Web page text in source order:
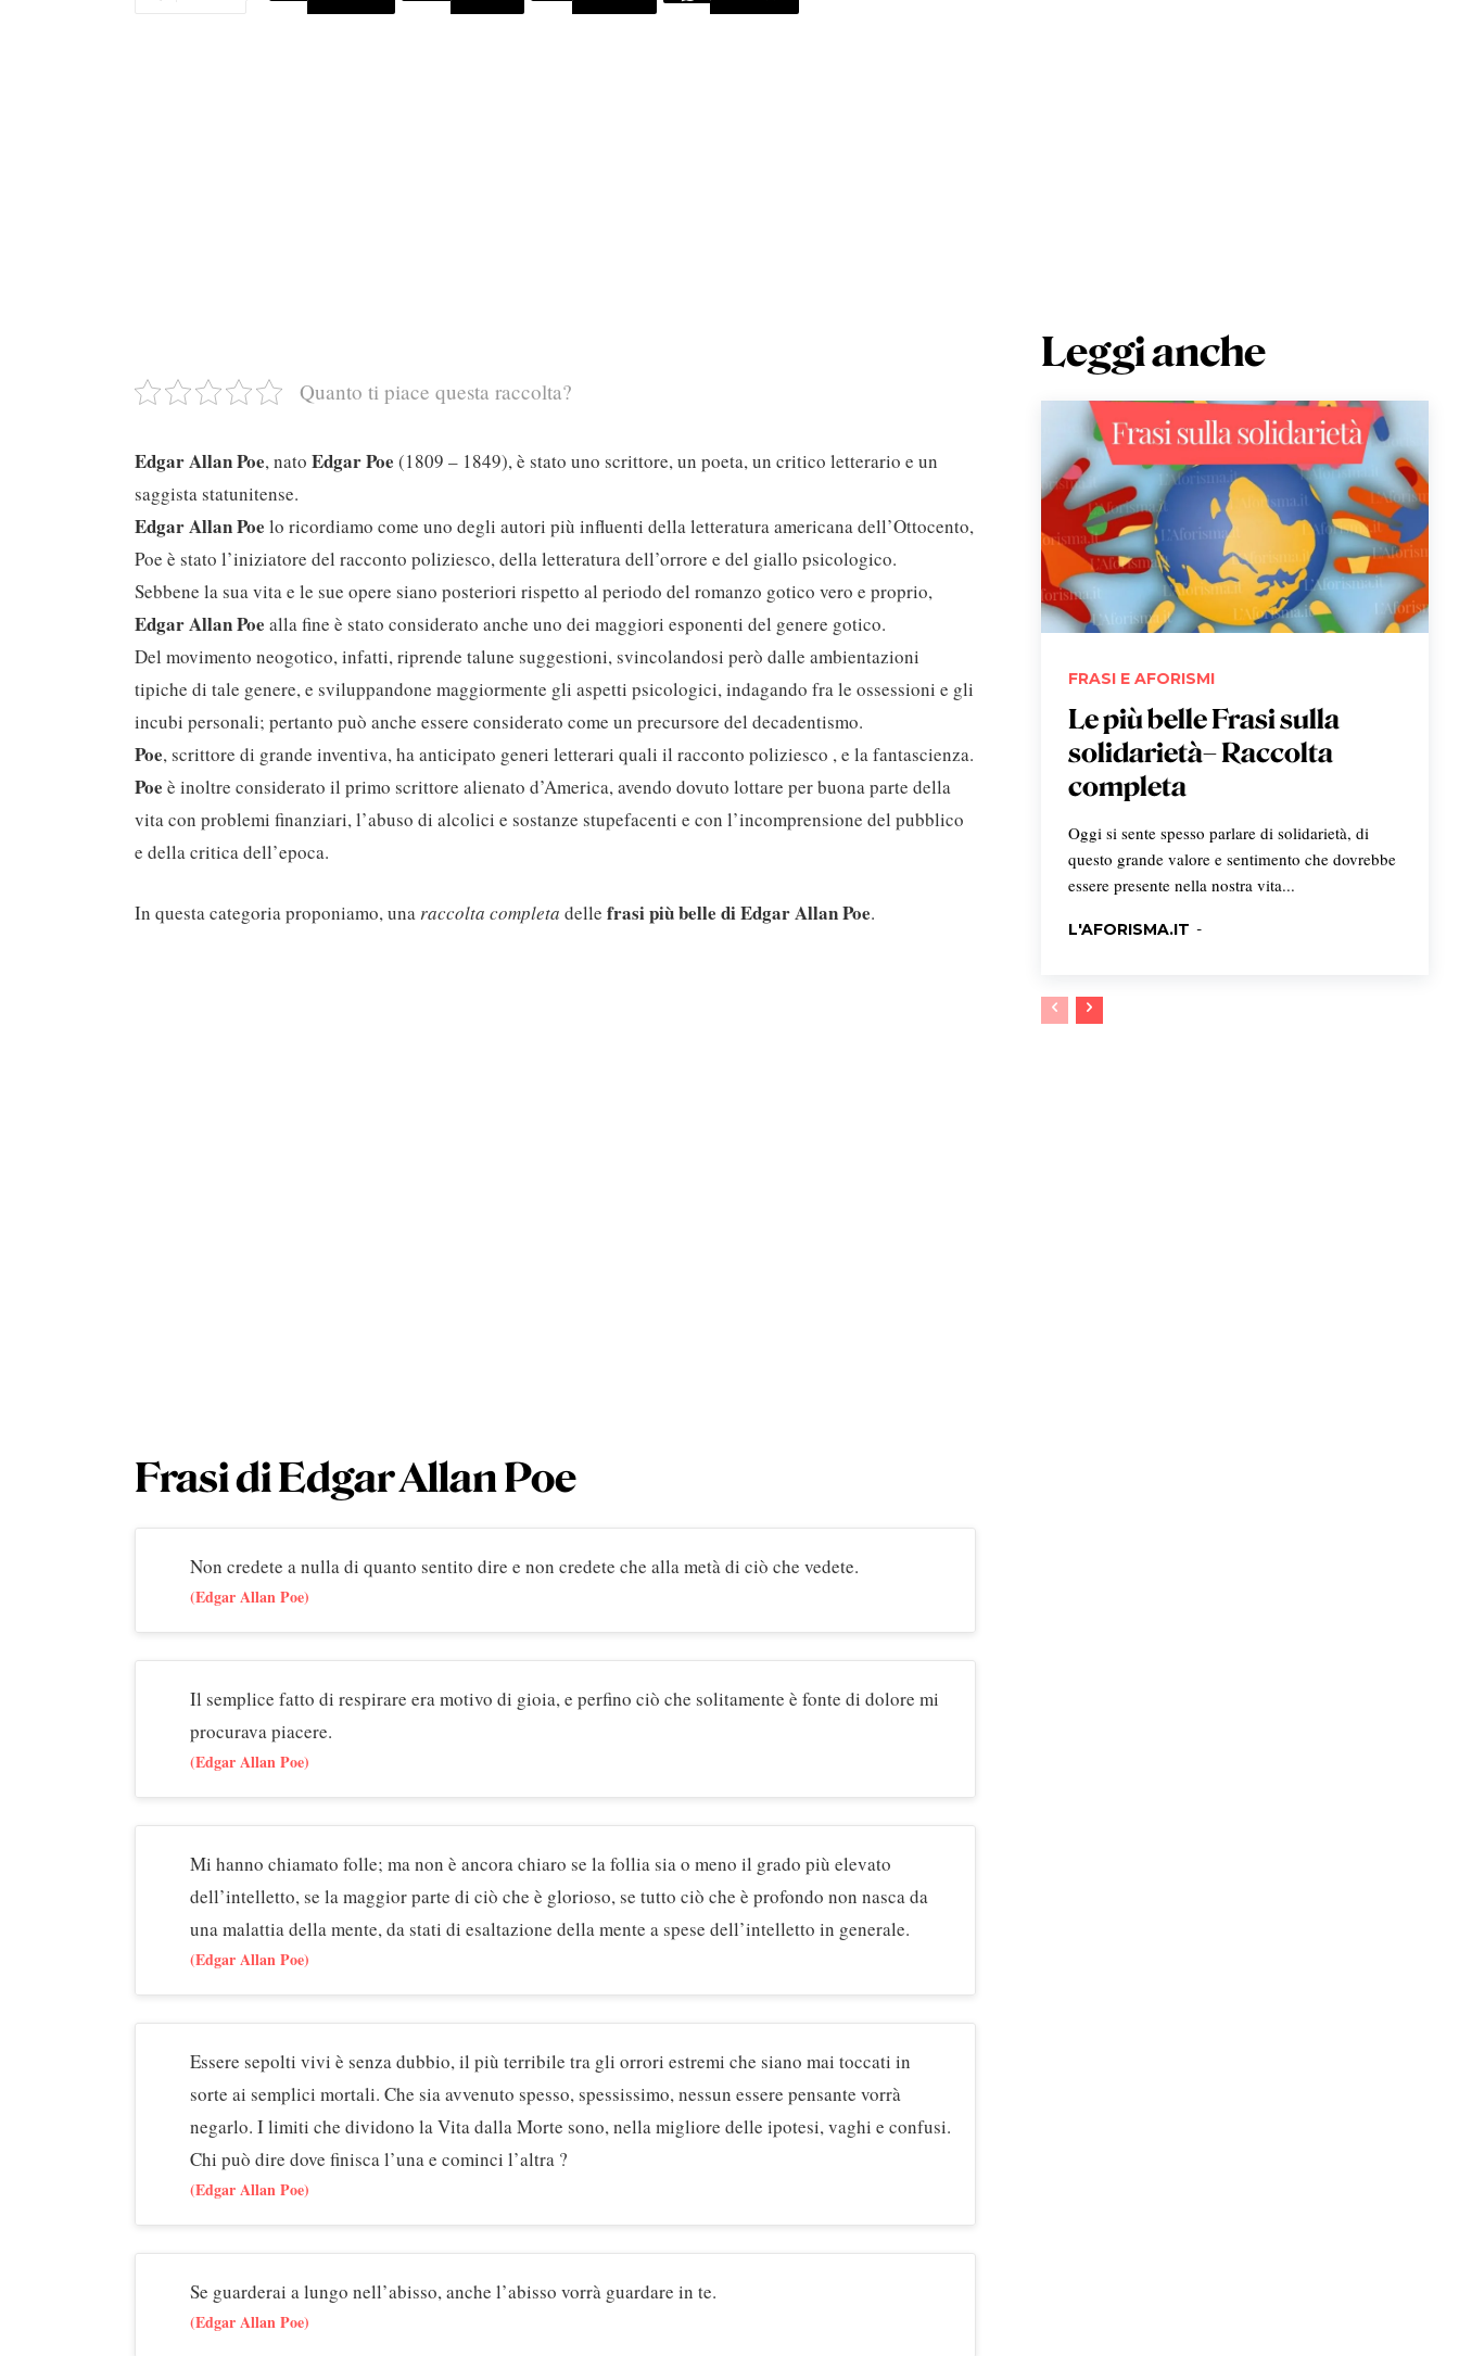
Quanto ti piace questa raccolta?
Edgar Allan Poe, nato Edgar Poe (1809 – 1849), è stato uno scrittore, un poeta, un critico letterario e un
saggista statunitense.
Edgar Allan Poe lo ricordiamo come uno degli autori più influenti della letteratura americana dell’Ottocento,
Poe è stato l’iniziatore del racconto poliziesco, della letteratura dell’orrore e del giallo psicologico.
Sebbene la sua vita e le sue opere siano posteriori rispetto al periodo del romanzo gotico vero e proprio,
Edgar Allan Poe alla fine è stato considerato anche uno dei maggiori esponenti del genere gotico.
Del movimento neogotico, infatti, riprende talune suggestioni, svincolandosi però dalle ambientazioni
tipiche di tale genere, e sviluppandone maggiormente gli aspetti psicologici, indagando fra le ossessioni e gli
incubi personali; pertanto può anche essere considerato come un precursore del decadentismo.
Poe, scrittore di grande inventiva, ha anticipato generi letterari quali il racconto poliziesco , e la fantascienza.
Poe è inoltre considerato il primo scrittore alienato d’America, avendo dovuto lottare per buona parte della
vita con problemi finanziari, l’abuso di alcolici e sostanze stupefacenti e con l’incomprensione del pubblico
e della critica dell’epoca.
In questa categoria proponiamo, una raccolta completa delle frasi più belle di Edgar Allan Poe.
Frasi di Edgar Allan Poe
Non credete a nulla di quanto sentito dire e non credete che alla metà di ciò che vedete.
(Edgar Allan Poe)
Il semplice fatto di respirare era motivo di gioia, e perfino ciò che solitamente è fonte di dolore mi
procurava piacere.
(Edgar Allan Poe)
Mi hanno chiamato folle; ma non è ancora chiaro se la follia sia o meno il grado più elevato
dell’intelletto, se la maggior parte di ciò che è glorioso, se tutto ciò che è profondo non nasca da
una malattia della mente, da stati di esaltazione della mente a spese dell’intelletto in generale.
(Edgar Allan Poe)
Essere sepolti vivi è senza dubbio, il più terribile tra gli orrori estremi che siano mai toccati in
sorte ai semplici mortali. Che sia avvenuto spesso, spessissimo, nessun essere pensante vorrà
negarlo. I limiti che dividono la Vita dalla Morte sono, nella migliore delle ipotesi, vaghi e confusi.
Chi può dire dove finisca l’una e cominci l’altra ?
(Edgar Allan Poe)
Se guarderai a lungo nell’abisso, anche l’abisso vorrà guardare in te.
(Edgar Allan Poe)
Leggi anche
FRASI E AFORISMI
Le più belle Frasi sulla
solidarietà– Raccolta
completa
Oggi si sente spesso parlare di solidarietà, di
questo grande valore e sentimento che dovrebbe
essere presente nella nostra vita...
L'AFORISMA.IT -